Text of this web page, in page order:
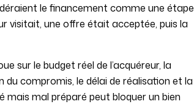
le financement comme une étape
visitait, une offre était acceptée, puis la
sur le budget réel de l’acquéreur, la
du compromis, le délai de réalisation et la
mais mal préparé peut bloquer un bien